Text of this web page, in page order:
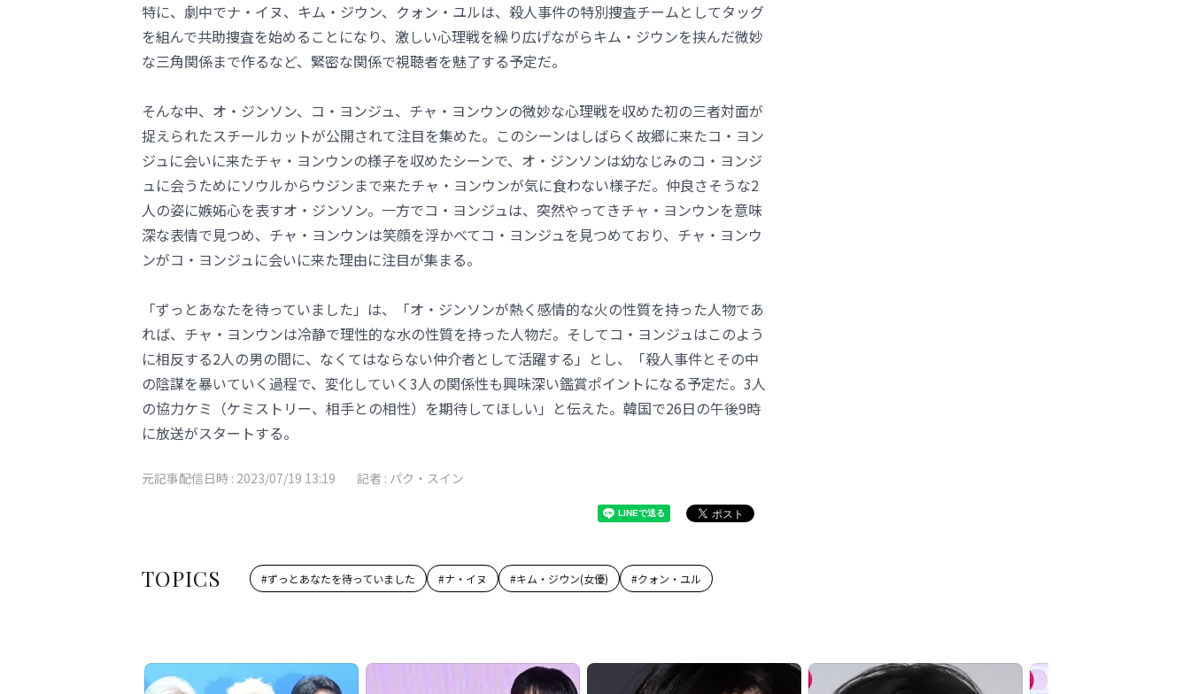
特に、劇中でナ・イヌ、キム・ジウン、クォン・ユルは、殺人事件の特別捜査チームとしてタッグ
を組んで共助捜査を始めることになり、激しい心理戦を繰り広げながらキム・ジウンを挟んだ微妙
な三角関係まで作るなど、緊密な関係で視聴者を魅了する予定だ。
そんな中、オ・ジンソン、コ・ヨンジュ、チャ・ヨンウンの微妙な心理戦を収めた初の三者対面が
捉えられたスチールカットが公開されて注目を集めた。このシーンはしばらく故郷に来たコ・ヨン
ジュに会いに来たチャ・ヨンウンの様子を収めたシーンで、オ・ジンソンは幼なじみのコ・ヨンジ
ュに会うためにソウルからウジンまで来たチャ・ヨンウンが気に食わない様子だ。仲良さそうな2
人の姿に嫉妬心を表すオ・ジンソン。一方でコ・ヨンジュは、突然やってきチャ・ヨンウンを意味
深な表情で見つめ、チャ・ヨンウンは笑顔を浮かべてコ・ヨンジュを見つめており、チャ・ヨンウ
ンがコ・ヨンジュに会いに来た理由に注目が集まる。
「ずっとあなたを待っていました」は、「オ・ジンソンが熱く感情的な火の性質を持った人物であ
れば、チャ・ヨンウンは冷静で理性的な水の性質を持った人物だ。そしてコ・ヨンジュはこのよう
に相反する2人の男の間に、なくてはならない仲介者として活躍する」とし、「殺人事件とその中
の陰謀を暴いていく過程で、変化していく3人の関係性も興味深い鑑賞ポイントになる予定だ。3人
の協力ケミ（ケミストリー、相手との相性）を期待してほしい」と伝えた。韓国で26日の午後9時
に放送がスタートする。
元記事配信日時 : 2023/07/19 13:19 記者 : パク・スイン
TOPICS #ずっとあなたを待っていました #ナ・イヌ #キム・ジウン(女優) #クォン・ユル